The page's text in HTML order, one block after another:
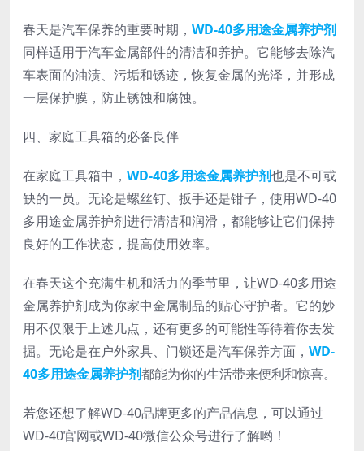
春天是汽车保养的重要时期， WD-40多用途金属养护剂
同样适用于汽车金属部件的清洁和养护。它能够去除汽
车表面的油渍、污垢和锈迹，恢复金属的光泽，并形成
一层保护膜，防止锈蚀和腐蚀。
四、家庭工具箱的必备良伴
在家庭工具箱中， WD-40多用途金属养护剂也是不可或
缺的一员。无论是螺丝钉、扳手还是钳子，使用WD-40
多用途金属养护剂进行清洁和润滑，都能够让它们保持
良好的工作状态，提高使用效率。
在春天这个充满生机和活力的季节里，让WD-40多用途
金属养护剂成为你家中金属制品的贴心守护者。它的妙
用不仅限于上述几点，还有更多的可能性等待着你去发
掘。无论是在户外家具、门锁还是汽车保养方面， WD-
40多用途金属养护剂都能为你的生活带来便利和惊喜。
若您还想了解WD-40品牌更多的产品信息，可以通过
WD-40官网或WD-40微信公众号进行了解哟！